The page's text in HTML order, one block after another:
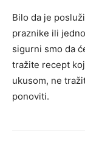
Bilo da je
praznike ili
sigurni smo da
tražite recept
ukusom, ne
ponoviti.